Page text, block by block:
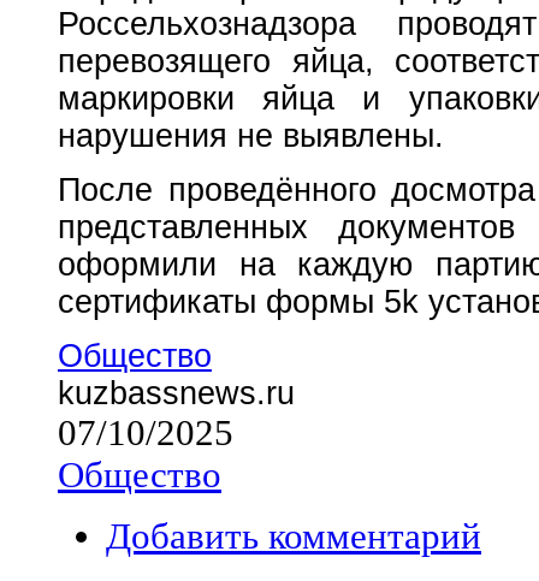
Россельхознадзора
перевозящего яйца,
маркировки яйца и
нарушения не выявлены.
После проведённого
представленных
оформили на каждую
сертификаты формы 5k
Общество
kuzbassnews.ru
07/10/2025
Общество
Добавить комментарий